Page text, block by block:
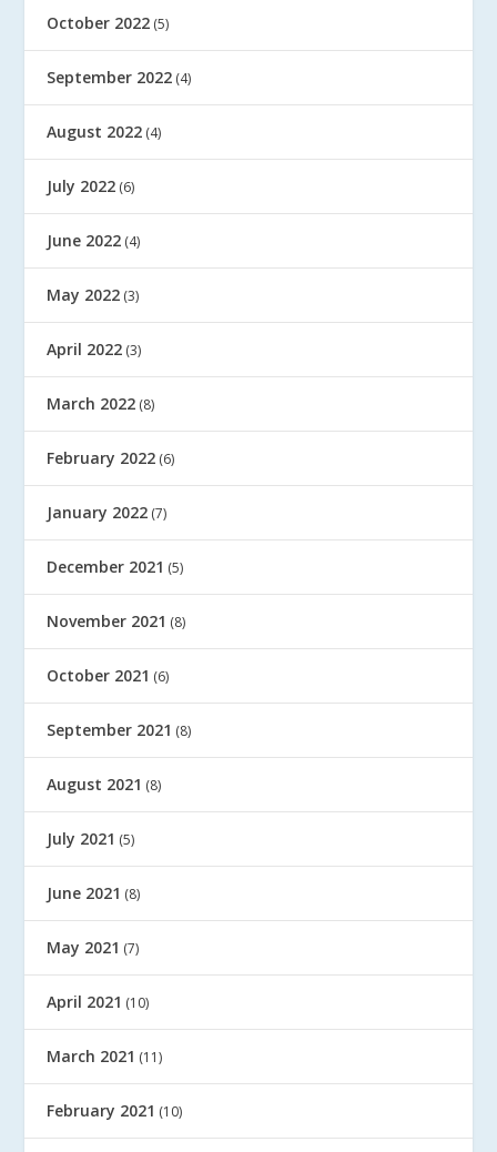
October 2022 (5)
September 2022 (4)
August 2022 (4)
July 2022 (6)
June 2022 (4)
May 2022 (3)
April 2022 (3)
March 2022 (8)
February 2022 (6)
January 2022 (7)
December 2021 (5)
November 2021 (8)
October 2021 (6)
September 2021 (8)
August 2021 (8)
July 2021 (5)
June 2021 (8)
May 2021 (7)
April 2021 (10)
March 2021 (11)
February 2021 (10)